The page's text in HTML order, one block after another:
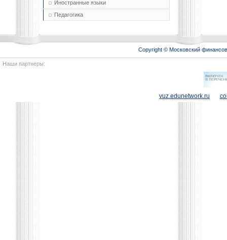
Иностранные языки
Педагогика
Copyright © Московский
Наши партнеры:
vuz.edunetwork.ru